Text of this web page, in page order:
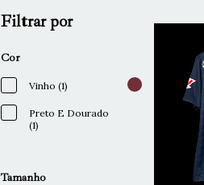
Filtrar por
Cor
Vinho (1)
Preto E Dourado
(1)
Tamanho